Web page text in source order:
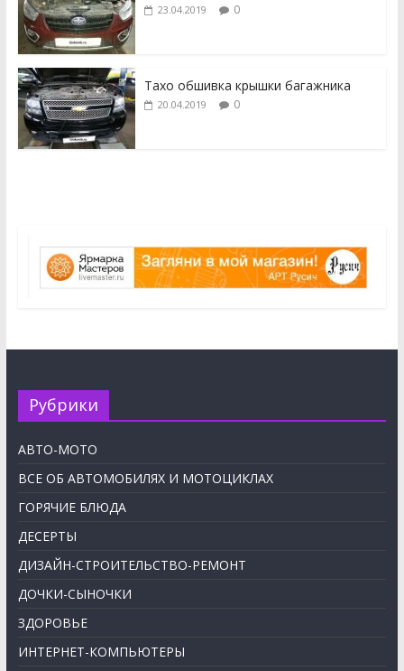
23.04.2019 0
Тахо обшивка крышки багажника
20.04.2019 0
Рубрики
АВТО-МОТО
ВСЕ ОБ АВТОМОБИЛЯХ И МОТОЦИКЛАХ
ГОРЯЧИЕ БЛЮДА
ДЕСЕРТЫ
ДИЗАЙН-СТРОИТЕЛЬСТВО-РЕМОНТ
ДОЧКИ-СЫНОЧКИ
ЗДОРОВЬЕ
ИНТЕРНЕТ-КОМПЬЮТЕРЫ